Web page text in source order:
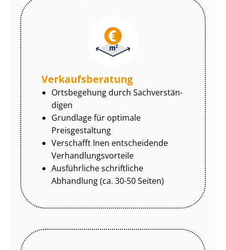
Ver­kaufs­be­ra­tung
Ortsbegehung durch Sach­ver­stän­
di­gen
Grundlage für optimale
Preisgestaltung
Verschafft Inen entscheidende
Ver­hand­lungs­vor­tei­le
Ausführliche schriftliche
Abhandlung (ca. 30-50 Seiten)